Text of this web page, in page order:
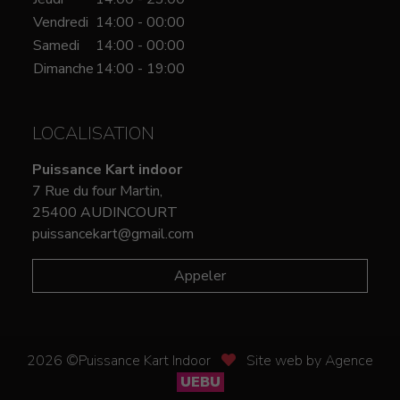
Vendredi 14:00 - 00:00
Samedi
14:00 - 00:00
Dimanche 14:00 - 19:00
LOCALISATION
Puissance Kart indoor
7 Rue du four Martin,
25400 AUDINCOURT
puissancekart@gmail.com
Appeler
2026 ©Puissance Kart Indoor
Site web by Agence
UEBU